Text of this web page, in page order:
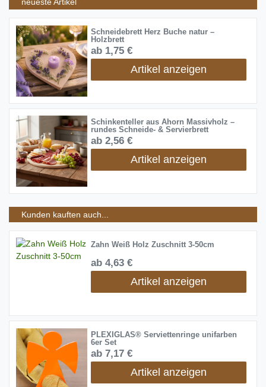
Schneidebrett Herz Buche natur –
Holzbrett
ab 1,75 €
Artikel anzeigen
Schinkenteller aus Ahorn Massivholz –
rundes Schneide- & Servierbrett
ab 2,56 €
Artikel anzeigen
Kunden kauften auch...
Zahn Weiß Holz Zuschnitt 3-50cm
ab 4,63 €
Artikel anzeigen
PLEXIGLAS® Serviettenringe unifarben
6er Set
ab 7,17 €
Artikel anzeigen